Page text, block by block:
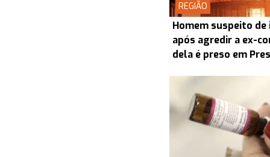
REGIÃO
Homem suspeito de
após agredir a ex-
dela é preso em